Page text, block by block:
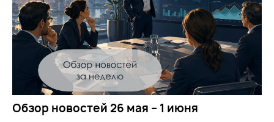
Обзор новостей 26 мая – 1 июня